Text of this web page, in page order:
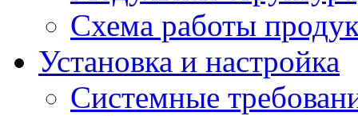
Схема работы
Установка и настройка
Системные